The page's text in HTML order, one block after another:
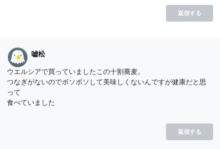
返信する
嘘松
ウエルシアで買っていましたこの十割蕎麦。
つなぎがないのでボソボソして美味しくないんですが健康だと思
って
食べていました
返信する